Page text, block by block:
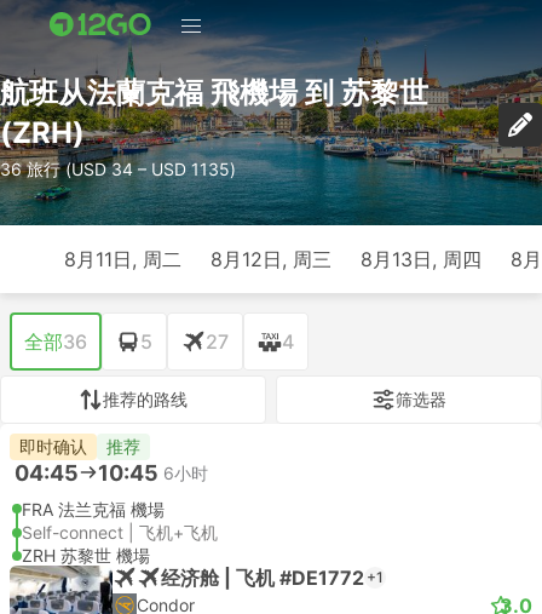
航班从法蘭克福 飛機場 到 苏黎世
(ZRH)
36 旅行 (USD 34 – USD 1135)
8月11日, 周二 8月12日, 周三 8月13日, 周四 8
全部36 5 27 4
推荐的路线 筛选器
即时确认 推荐
04:45 10:45 6小时
FRA 法兰克福 機場
Self-connect | 飞机+飞机
ZRH 苏黎世 機場
经济舱 | 飞机 #DE1772 +1
Condor 3.0